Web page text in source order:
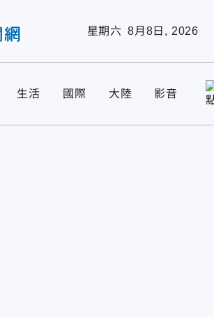
星期六 8月8日, 2026
生活 國際 大陸 影音